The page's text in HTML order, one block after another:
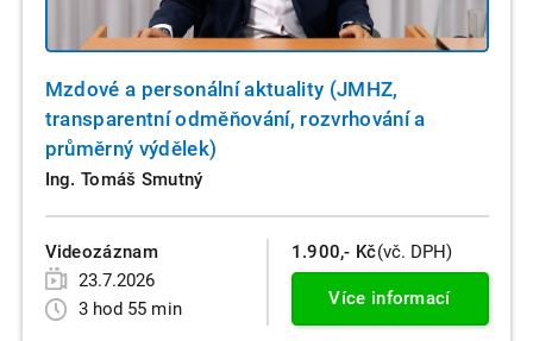
Mzdové a personální aktuality (JMHZ,
transparentní odměňování, rozvrhování a
průměrný výdělek)
Ing. Tomáš Smutný
Videozáznam
23.7.2026
3 hod 55 min
1.900,- Kč(vč. DPH)
Více informací